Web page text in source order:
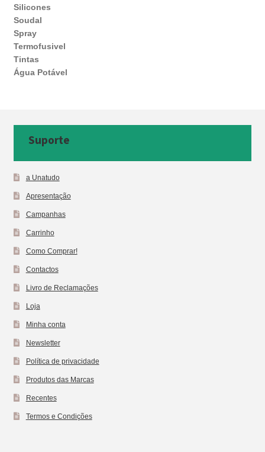
Silicones
Soudal
Spray
Termofusivel
Tintas
Água Potável
Suporte
a Unatudo
Apresentação
Campanhas
Carrinho
Como Comprar!
Contactos
Livro de Reclamações
Loja
Minha conta
Newsletter
Política de privacidade
Produtos das Marcas
Recentes
Termos e Condições